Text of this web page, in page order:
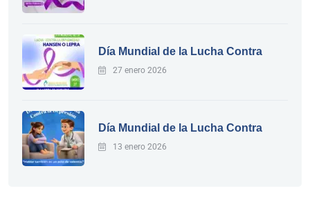
Día Mundial de la Lucha Contra
27 enero 2026
Día Mundial de la Lucha Contra
13 enero 2026